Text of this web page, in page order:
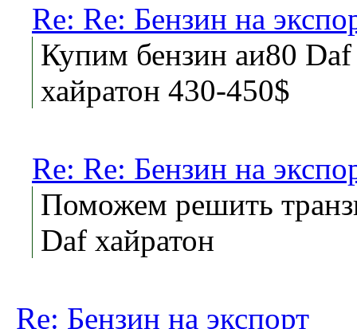
Re: Re: Бензин на
Купим бензин аи80 Daf
хайратон 430-450$
Re: Re: Бензин на
Поможем решить
Daf хайратон
Re: Бензин на экспорт